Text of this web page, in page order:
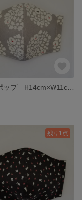
残り1点